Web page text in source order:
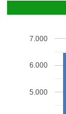
5.000
6.000
7.000